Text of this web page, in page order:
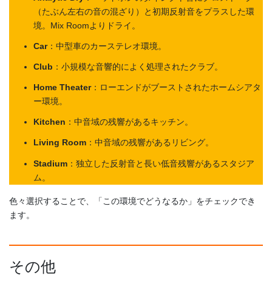
（たぶん左右の音の混ざり）と初期反射音をプラスした環
境。Mix Roomよりドライ。
Car：中型車のカーステレオ環境。
Club ：小規模な音響的によく処理されたクラブ。
Home Theater：ローエンドがブーストされたホームシアタ
ー環境。
Kitchen ：中音域の残響があるキッチン。
Living Room ：中音域の残響があるリビング。
Stadium ：独立した反射音と長い低音残響があるスタジア
ム。
色々選択することで、「この環境でどうなるか」をチェックでき
ます。
その他